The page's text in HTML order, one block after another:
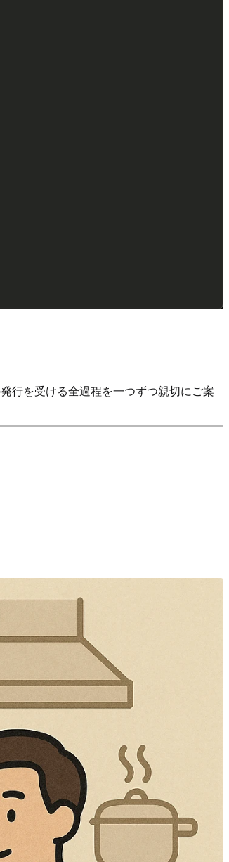
行を受ける全過程を一つずつ親切にご案